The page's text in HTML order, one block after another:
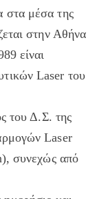
στα μέσα της
στην Αθήνα
είναι
Laser του
του Δ.Σ. της
Laser
συνεχώς από